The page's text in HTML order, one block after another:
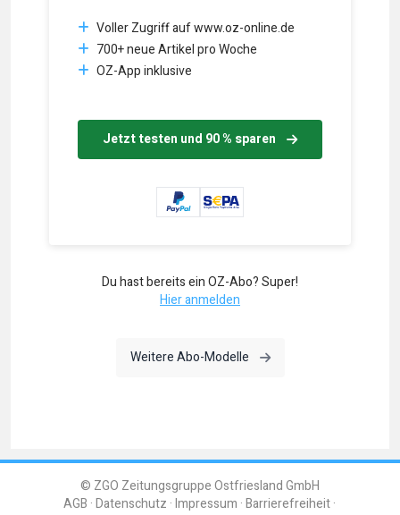
Voller Zugriff auf www.oz-online.de
700+ neue Artikel pro Woche
OZ-App inklusive
Jetzt testen und 90 % sparen
Du hast bereits ein OZ-Abo? Super!
Hier anmelden
Weitere Abo-Modelle
© ZGO Zeitungsgruppe Ostfriesland GmbH
AGB Datenschutz Impressum Barrierefreiheit